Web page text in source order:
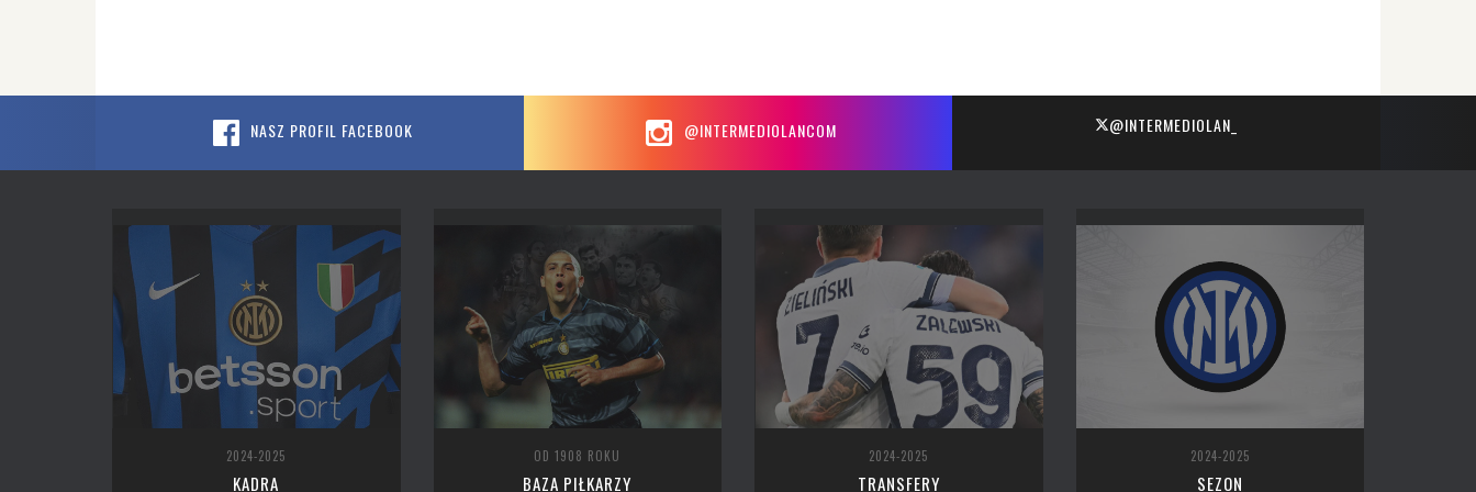
NASZ PROFIL FACEBOOK @INTERMEDIOLANCOM @INTERMEDIOLAN_
2024-2025
KADRA
OD 1908 ROKU
BAZA PIŁKARZY
2024-2025
TRANSFERY
2024-2025
SEZON